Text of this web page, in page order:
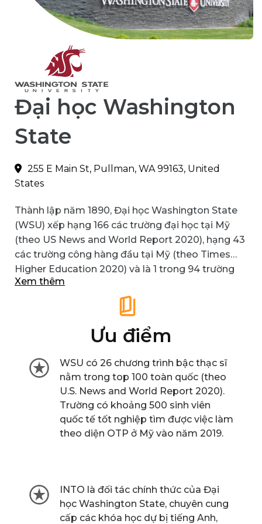
Đại học Washington
State
255 E Main St, Pullman, WA 99163, United
States
Thành lập năm 1890, Đại học Washington State
(WSU) xếp hạng 166 các trường đại học tại Mỹ
(theo US News and World Report 2020), hạng 43
các trường công hàng đầu tại Mỹ (theo Times
Higher Education 2020) và là 1 trong 94 trường
côngdu học Mỹ
nghiên cứu của Tổ chức Carnegie (theo Carnegie
Classification of Institutions of Higher
Education). Ngoài ra, trường xếp hạng 18 các
trường có mạng lưới Alumni tốt nhất (theo
Princeton Review 2020).
Xem thêm
Ưu điểm
WSU có 26 chương trình bậc thạc sĩ
nằm trong top 100 toàn quốc (theo
U.S. News and World Report 2020).
Trường có khoảng 500 sinh viên
quốc tế tốt nghiệp tìm được việc làm
theo diện OTP ở Mỹ vào năm 2019.
INTO là đối tác chính thức của Đại
học Washington State, chuyên cung
cấp các khóa học dự bị tiếng Anh,